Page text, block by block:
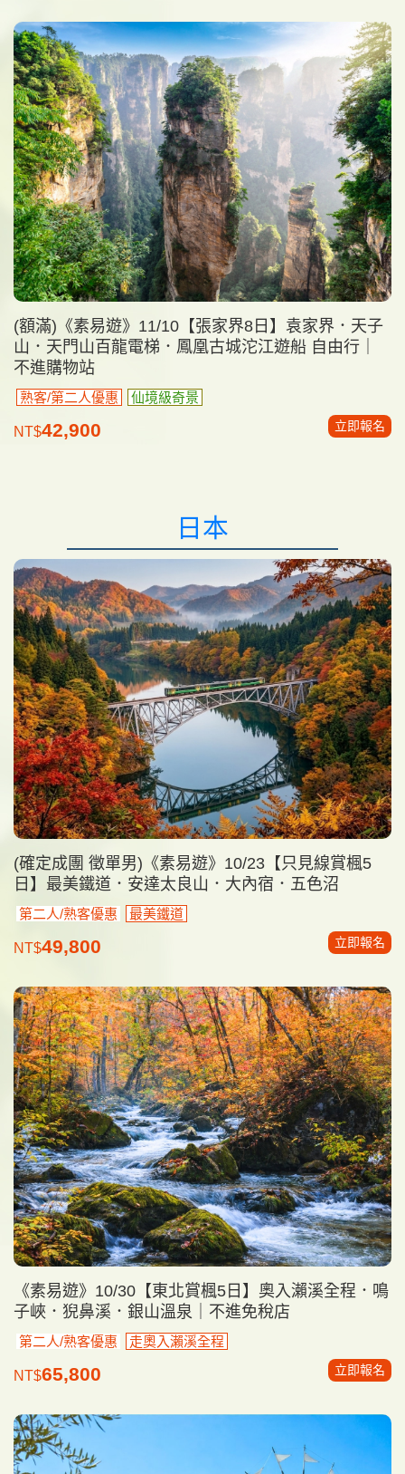
(額滿)《素易遊》11/10【張家界8日】袁家界．天子
山．天門山百龍電梯．鳳凰古城沱江遊船 自由行｜
不進購物站
熟客/第二人優惠 仙境級奇景
NT$42,900 立即報名
日本
(確定成團 徵單男)《素易遊》10/23【只見線賞楓5
日】最美鐵道．安達太良山．大內宿．五色沼
第二人/熟客優惠 最美鐵道
NT$49,800 立即報名
《素易遊》10/30【東北賞楓5日】奧入瀨溪全程．鳴
子峽．猊鼻溪．銀山溫泉｜不進免稅店
第二人/熟客優惠 走奧入瀨溪全程
NT$65,800 立即報名